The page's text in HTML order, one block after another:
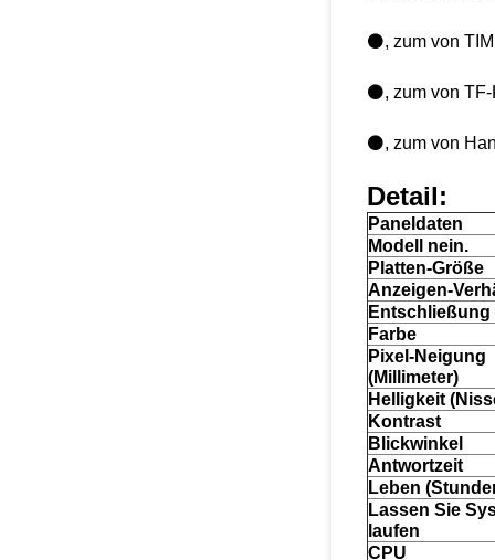
⚫, zum von
⚫, zum von
⚫, zum von
Detail:
Paneldaten
Modell nein.
Platten-Größe
Anzeigen-
Entschließung
Farbe
Pixel-Neigung
(Millimeter)
Helligkeit
Kontrast
Blickwinkel
Antwortzeit
Leben
Lassen Sie
laufen
CPU